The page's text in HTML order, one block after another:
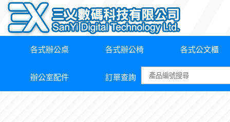
各式辦公桌 各式辦公椅 各式公文櫃
辦公室配件 訂單查詢